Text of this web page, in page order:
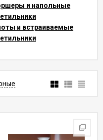
и напольные
и встраиваемые